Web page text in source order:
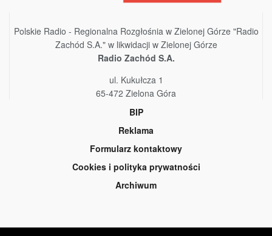
Polskie Radio - Regionalna Rozgłośnia w Zielonej Górze "Radio
Zachód S.A." w likwidacji w Zielonej Górze
Radio Zachód S.A.
ul. Kukułcza 1
65-472 Zielona Góra
BIP
Reklama
Formularz kontaktowy
Cookies i polityka prywatności
Archiwum